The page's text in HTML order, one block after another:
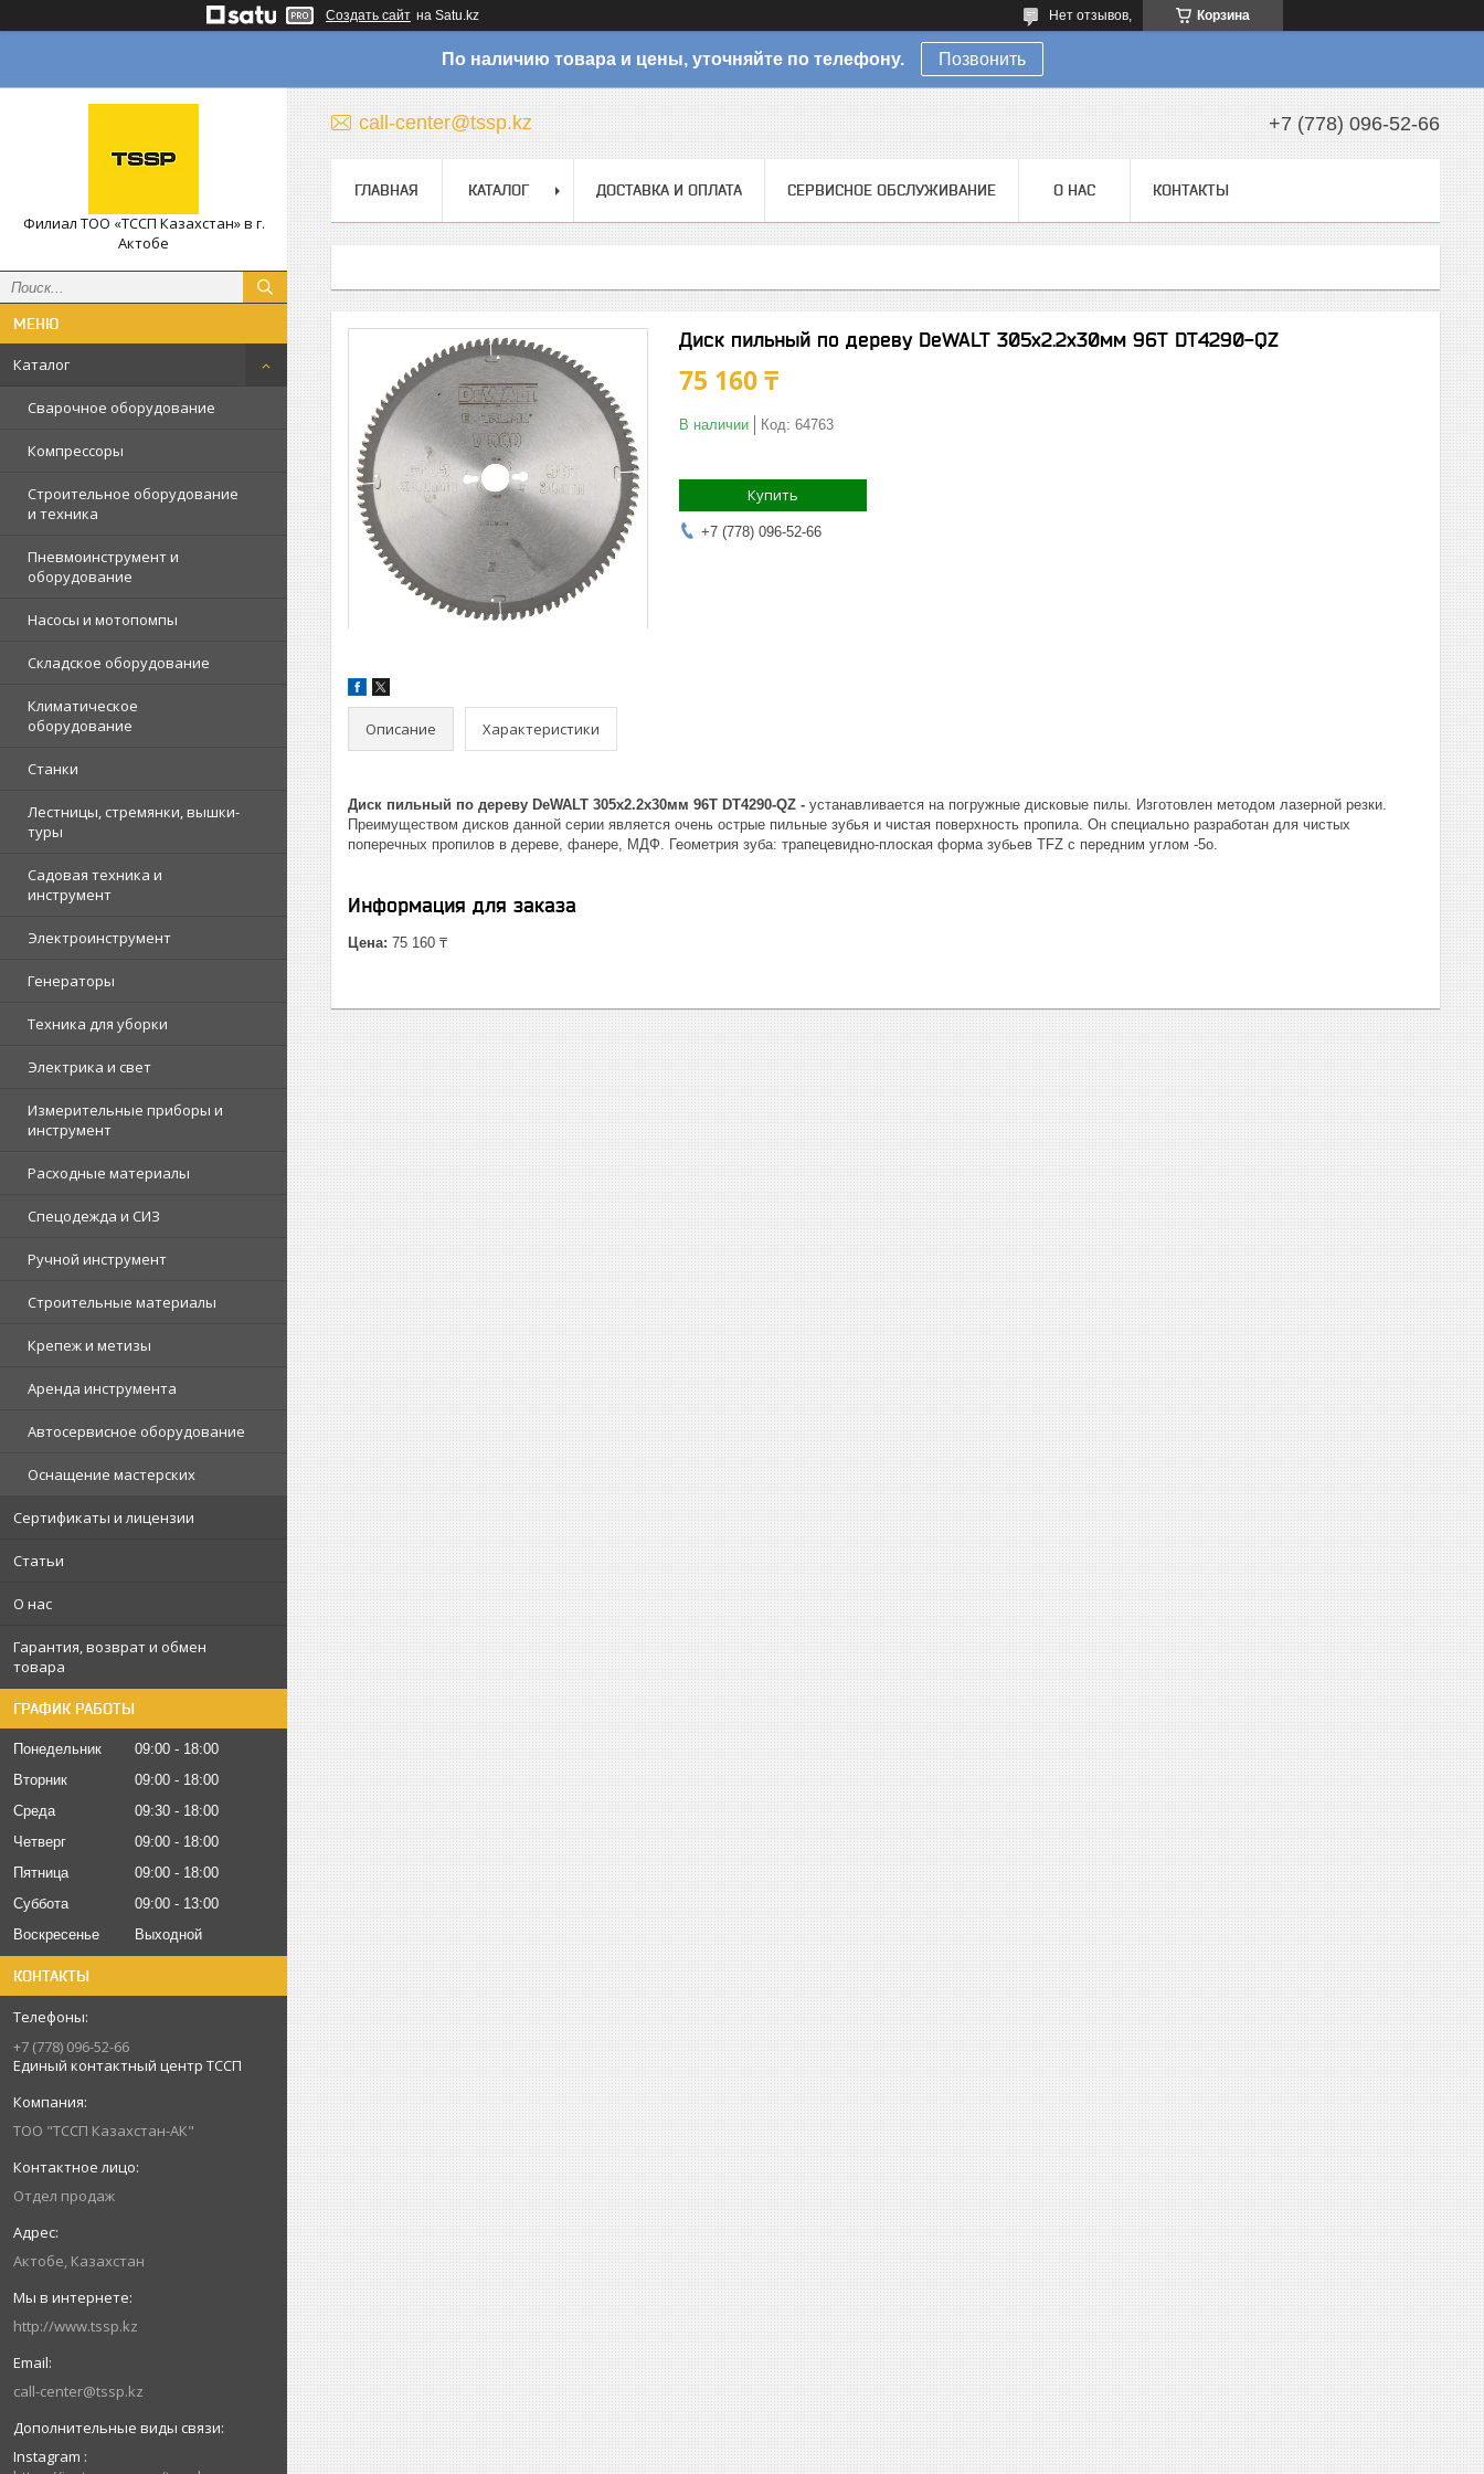
Создать сайт на Satu.kz Корзина
Нет отзывов,
По наличию товара и цены, уточняйте по телефону. Позвонить
Филиал ТОО «ТССП Казахстан» в г.
Актобе
Каталог
Сварочное оборудование
Компрессоры
Строительное оборудование
и техника
Пневмоинструмент и
оборудование
Насосы и мотопомпы
Складское оборудование
Климатическое
оборудование
Станки
Лестницы, стремянки, вышки-
туры
Садовая техника и
инструмент
Электроинструмент
Генераторы
Техника для уборки
Электрика и свет
Измерительные приборы и
инструмент
Расходные материалы
Спецодежда и СИЗ
Ручной инструмент
Строительные материалы
Крепеж и метизы
Аренда инструмента
Автосервисное оборудование
Оснащение мастерских
Сертификаты и лицензии
Статьи
О нас
Гарантия, возврат и обмен
товара
ГРАФИК РАБОТЫ
Понедельник 09:00
18:00
Вторник
09:00
18:00
Среда
09:30
18:00
Четверг
09:00
18:00
Пятница
09:00
18:00
Суббота
09:00
13:00
Воскресенье
Выходной
КОНТАКТЫ
+7 (778) 096-52-66
Единый контактный центр ТССП
ТОО "ТССП Казахстан-АК"
Отдел продаж
Актобе, Казахстан
http://www.tssp.kz
call-center@tssp.kz
Instagram
call-center@tssp.kz +7 (778) 096-52-66
ГЛАВНАЯ КАТАЛОГ ДОСТАВКА И ОПЛАТА СЕРВИСНОЕ ОБСЛУЖИВАНИЕ О НАС КОНТАКТЫ
Диск пильный по дереву DeWALT 305х2.2х30мм 96T DT4290-QZ
75 160 ₸
В наличии Код: 64763
Купить
+7 (778) 096-52-66
Описание Характеристики
Диск пильный по дереву DeWALT 305х2.2х30мм 96T DT4290-QZ - устанавливается на погружные дисковые пилы. Изготовлен методом лазерной резки.
Преимуществом дисков данной серии является очень острые пильные зубья и чистая поверхность пропила. Он специально разработан для чистых
поперечных пропилов в дереве, фанере, МДФ. Геометрия зуба: трапецевидно-плоская форма зубьев TFZ с передним углом -5о.
Информация для заказа
Цена: 75 160 ₸